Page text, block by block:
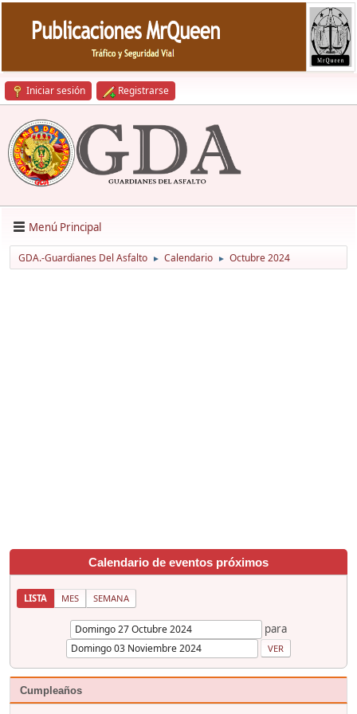
Iniciar sesión Registrarse
Menú Principal
GDA.-Guardianes Del Asfalto ► Calendario ► Octubre 2024
Calendario de eventos próximos
LISTA MES SEMANA
para
Cumpleaños